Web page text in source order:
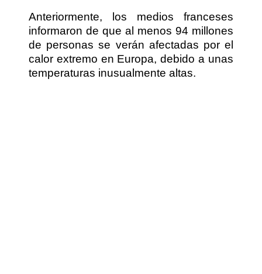
Anteriormente, los medios franceses
informaron de que al menos 94 millones
de personas se verán afectadas por el
calor extremo en Europa, debido a unas
temperaturas inusualmente altas.